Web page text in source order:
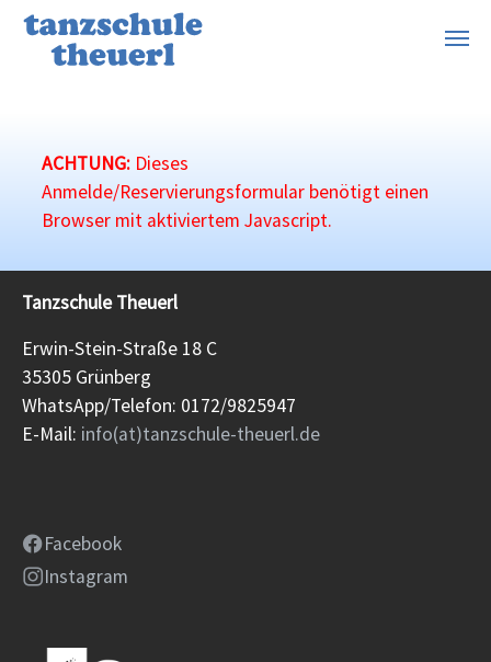
ACHTUNG:Dieses
Anmelde/Reservierungsformular benötigt einen
Browser mit aktiviertem Javascript.
Tanzschule Theuerl
Erwin-Stein-Straße 18 C
35305 Grünberg
WhatsApp/Telefon: 0172/9825947
E-Mail: info(at)tanzschule-theuerl.de
Facebook
Instagram